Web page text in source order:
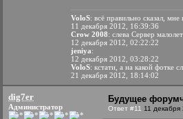
VoloS: всё правильно сказал,
11 декабря 2012, 16:39:36
Crow 2008: слева Сервер
12 декабря 2012, 02:22:22
jeniya:
12 декабря 2012, 03:28:22
VoloS: кстати, а на какой фотке
21 декабря 2012, 18:14:02
dig7er
Администратор
Будущее
Ответ #11 11